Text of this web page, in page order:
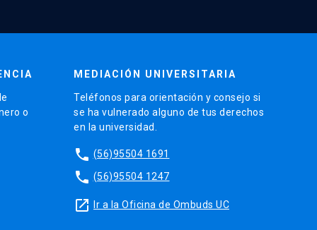
o
MEDIACIÓN UNIVERSITARIA
Teléfonos para orientación y consejo si
se ha vulnerado alguno de tus derechos
en la universidad.
phone (56)95504 1691
phone (56)95504 1247
launch Ir a la Oficina de Ombuds UC